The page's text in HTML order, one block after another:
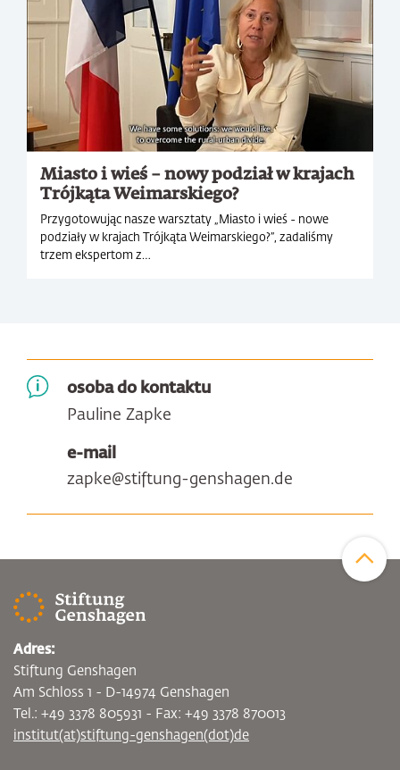
Miasto i wieś – nowy podział w krajach
Trójkąta Weimarskiego?
Przygotowując nasze warsztaty „Miasto i wieś - nowe
podziały w krajach Trójkąta Weimarskiego?”, zadaliśmy
trzem ekspertom z…
osoba do kontaktu
Pauline Zapke
e-mail
zapke@stiftung-genshagen.de
Adres:
Stiftung Genshagen
Am Schloss 1 - D-14974 Genshagen
Tel.: +49 3378 805931 - Fax: +49 3378 870013
institut(at)stiftung-genshagen(dot)de